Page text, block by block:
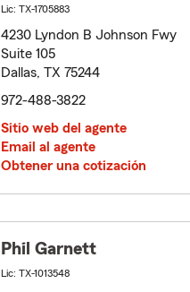
Lic: TX-1705883
4230 Lyndon B Johnson Fwy
Suite 105
Dallas, TX 75244
972-488-3822
Sitio web del agente
Email al agente
Obtener una cotización
Phil Garnett
Lic: TX-1013548